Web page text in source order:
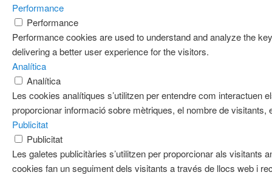
Performance
Performance
Performance cookies are used to understand and analyze the
delivering a better user experience for the visitors.
Analítica
Analítica
Les cookies analítiques s’utilitzen per entendre com interactuen
proporcionar informació sobre mètriques, el nombre de visitants,
Publicitat
Publicitat
Les galetes publicitàries s’utilitzen per proporcionar als
cookies fan un seguiment dels visitants a través de llocs web i